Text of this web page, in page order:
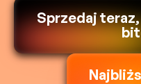
Sprzedaj teraz,